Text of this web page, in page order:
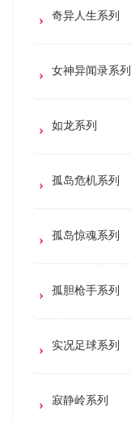
奇异人生系列
女神异闻录系列
如龙系列
孤岛危机系列
孤岛惊魂系列
孤胆枪手系列
实况足球系列
寂静岭系列